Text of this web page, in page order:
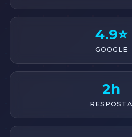
4.9⭐
GOOGLE
2h
RESPOSTA